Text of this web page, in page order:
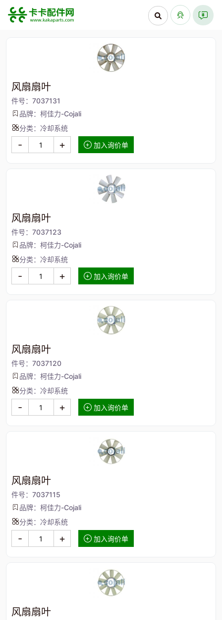
风扇扇叶
件号：7037131
品牌：柯佳力-Cojali
分类：冷却系统
- + 加入询价单
风扇扇叶
件号：7037123
品牌：柯佳力-Cojali
分类：冷却系统
- + 加入询价单
风扇扇叶
件号：7037120
品牌：柯佳力-Cojali
分类：冷却系统
- + 加入询价单
风扇扇叶
件号：7037115
品牌：柯佳力-Cojali
分类：冷却系统
- + 加入询价单
风扇扇叶